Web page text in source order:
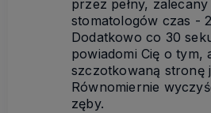
przez pełny,
stomatologów czas -
Dodatkowo co 30
powiadomi Cię o tym,
szczotkowaną stronę
Równomiernie
zęby.